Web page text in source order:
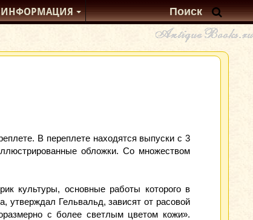
ИНФОРМАЦИЯ
В переплете находятся выпуски с 3
обложки. Со множеством
культуры, основные работы которого в
утверждал Гельвальд, зависят от расовой
с более светлым цветом кожи».